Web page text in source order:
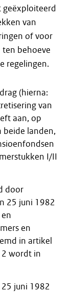
van
of voor
behoeve
regelingen.
(hierna:
van
aan, op
beide landen,
I/II
door
25 juni 1982
en
in artikel
2 wordt in
25 juni 1982